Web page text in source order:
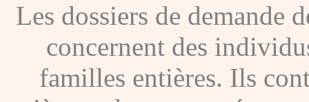
Les dossiers de demande
concernent des
familles entières. Ils